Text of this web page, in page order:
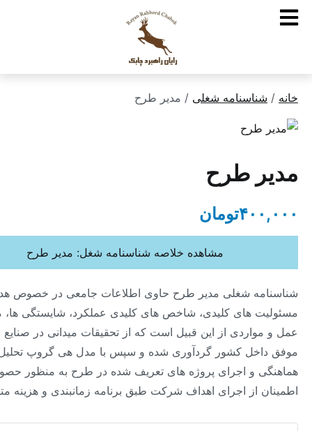
شغلی/ مدیر طرح
طرح
تومان
شغلی مدیر طرح حاوی اطلاعات جامعی در خصوص هدف،
های کلیدی، شاخص های کلیدی عملکرد، شایستگی ها، محیط
از این قبیل است که از تحقیقات میدانی در صنایع مختلف و
کشور گردآوری شده و سپس با مدل هی گروپ تحلیل شده اند.
و اجرای پروژه های تعریف شده در طرح به منظور حصول
از اجرای اهداف شرکت طبق برنامه زمانبندی و هزینه ‏متناسب
مشاهده خلاصه شناسنامه شغل: مدیر طرح